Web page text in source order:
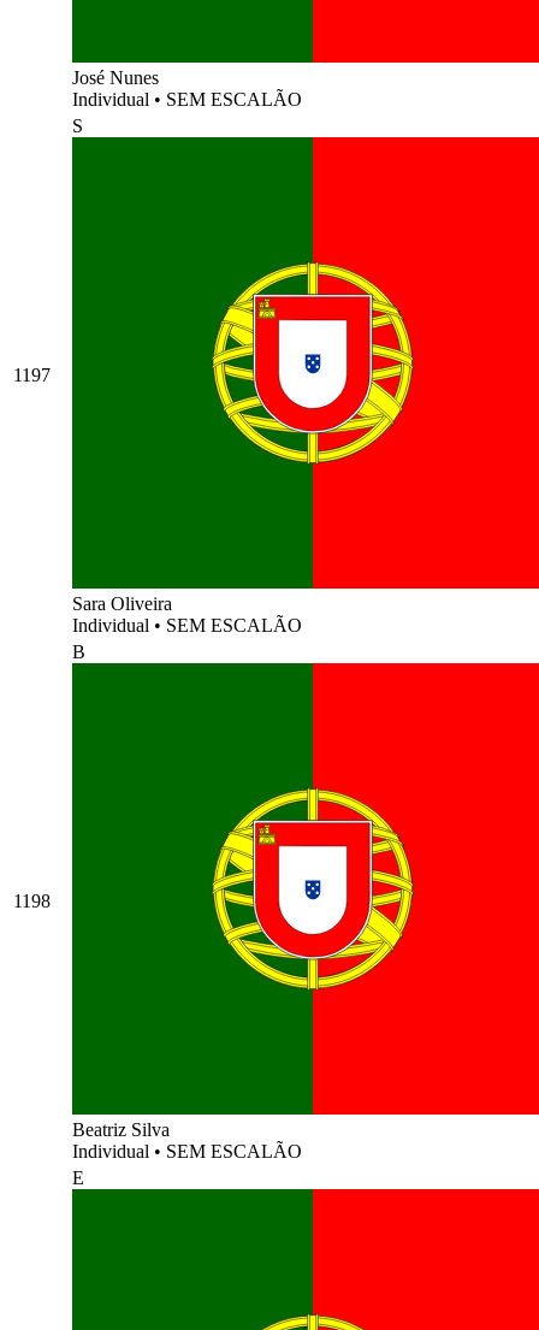
José Nunes
Individual • SEM ESCALÃO
1197
S
Sara Oliveira
Individual • SEM ESCALÃO
1198
B
Beatriz Silva
Individual • SEM ESCALÃO
E